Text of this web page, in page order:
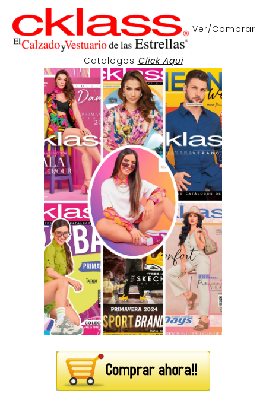
Ver/Comprar
Catalogos Click Aqui